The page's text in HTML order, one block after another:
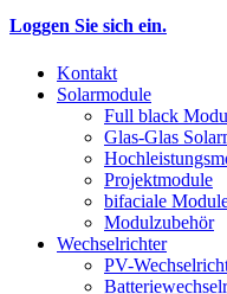
Loggen Sie sich ein.
Kontakt
Solarmodule
Full black
Glas-Glas
Projektmodule
bifaciale
Modulzubehör
Wechselrichter
PV-